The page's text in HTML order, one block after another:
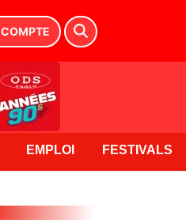
COMPTE
EMPLOI FESTIVALS